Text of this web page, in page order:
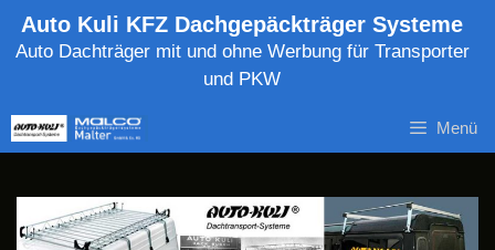
Inhalt
springen
Auto Kuli KFZ Dachgepäckträger Systeme
Auto Dachträger mit und ohne Werbung für Transporter
und PKW
Menü